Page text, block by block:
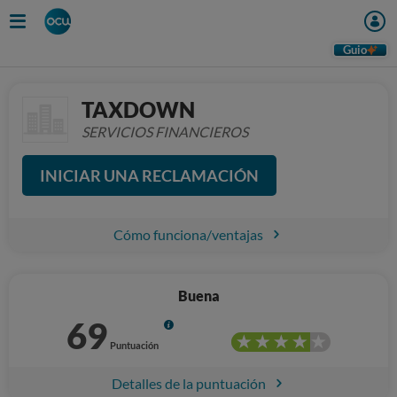
Guio
TAXDOWN
SERVICIOS FINANCIEROS
INICIAR UNA RECLAMACIÓN
Cómo funciona/ventajas
Buena
69 Puntuación
Info
Detalles de la puntuación